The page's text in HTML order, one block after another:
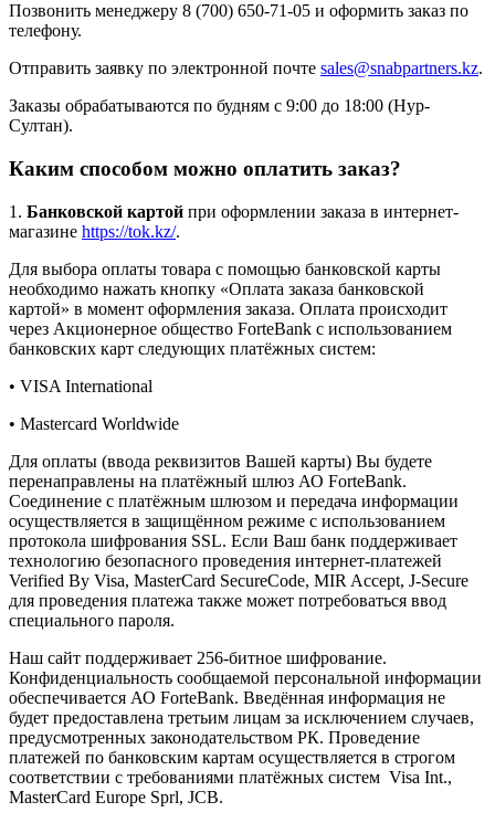
Позвонить менеджеру 8 (700) 650-71-05 и оформить заказ по
телефону.
Отправить заявку по электронной почте sales@snabpartners.kz.
Заказы обрабатываются по будням с 9:00 до 18:00 (Нур-
Султан).
Каким способом можно оплатить заказ?
1. Банковской картой при оформлении заказа в интернет-
магазине https://tok.kz/.
Для выбора оплаты товара с помощью банковской карты
необходимо нажать кнопку «Оплата заказа банковской
картой» в момент оформления заказа. Оплата происходит
через Акционерное общество ForteBank с использованием
банковских карт следующих платёжных систем:
• VISA International
• Mastercard Worldwide
Для оплаты (ввода реквизитов Вашей карты) Вы будете
перенаправлены на платёжный шлюз АО ForteBank.
Соединение с платёжным шлюзом и передача информации
осуществляется в защищённом режиме с использованием
протокола шифрования SSL. Если Ваш банк поддерживает
технологию безопасного проведения интернет-платежей
Verified By Visa, MasterCard SecureCode, MIR Accept, J-Secure
для проведения платежа также может потребоваться ввод
специального пароля.
Наш сайт поддерживает 256-битное шифрование.
Конфиденциальность сообщаемой персональной информации
обеспечивается АО ForteBank. Введённая информация не
будет предоставлена третьим лицам за исключением случаев,
предусмотренных законодательством РК. Проведение
платежей по банковским картам осуществляется в строгом
соответствии с требованиями платёжных систем Visa Int.,
MasterCard Europe Sprl, JCB.